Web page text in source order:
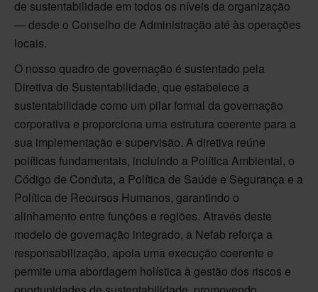
de sustentabilidade em todos os níveis da organização
— desde o Conselho de Administração até às operações
locais.
O nosso quadro de governação é sustentado pela
Diretiva de Sustentabilidade, que estabelece a
sustentabilidade como um pilar formal da governação
corporativa e proporciona uma estrutura coerente para a
sua implementação e supervisão. A diretiva reúne
políticas fundamentais, incluindo a Política Ambiental, o
Código de Conduta, a Política de Saúde e Segurança e a
Política de Recursos Humanos, garantindo o
alinhamento entre funções e regiões. Através deste
modelo de governação integrado, a Nefab reforça a
responsabilização, apoia uma execução coerente e
permite uma abordagem holística à gestão dos riscos e